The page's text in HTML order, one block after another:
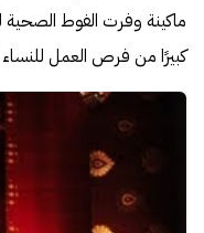
ماكينة وفرت الفوط الصحية
كبيرًا من فرص العمل للنساء